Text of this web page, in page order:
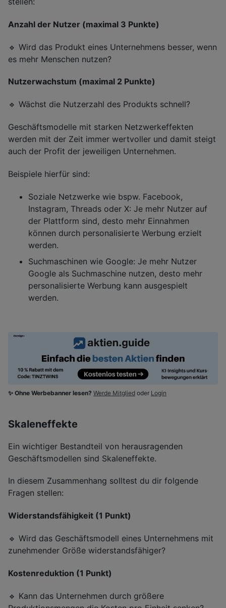
Anzahl der Nutzer (maximal 3 Punkte)
🔹 Wird das Produkt eines Unternehmens besser, wenn
es mehr Menschen nutzen?
Nutzerwachstum (maximal 2 Punkte)
🔹 Wächst die Nutzerzahl des Produkts schnell?
Geschäftsmodelle mit starken Netzwerkeffekten
werden mit der Zeit immer wertvoller und damit steigt
auch der Profit der jeweiligen Unternehmen.
Beispiele hierfür sind:
Soziale Netzwerke wie bspw. Facebook,
Instagram, Threads oder X: Je mehr Nutzer auf
der Plattform sind, desto mehr Einnahmen
können durch personalisierte Werbung erzielt
werden.
Suchmaschinen wie Google: Je mehr Nutzer
Google als Suchmaschine nutzen, desto mehr
personalisierte Werbung kann ausgespielt
werden.
✨ Ohne Werbebanner lesen? Werde Mitglied oder Login
Skaleneffekte
Ein wichtiger Bestandteil von herausragenden
Geschäftsmodellen sind Skaleneffekte.
In diesem Zusammenhang solltest du dir folgende
Fragen stellen:
Widerstandsfähigkeit (1 Punkt)
🔹 Wird das Geschäftsmodell eines Unternehmens mit
zunehmender Größe widerstandsfähiger?
Kostenreduktion (1 Punkt)
🔹 Kann das Unternehmen durch größere